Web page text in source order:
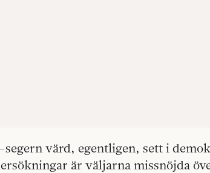
värd, egentligen, sett i
är väljarna missnöjda